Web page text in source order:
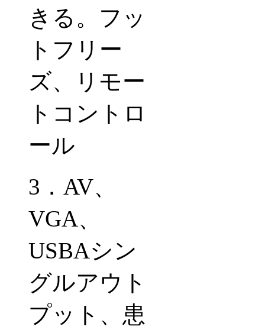
きる。フッ
トフリー
ズ、リモー
トコントロ
ール
3 ． AV、
VGA、
USBAシン
グルアウト
プット、患